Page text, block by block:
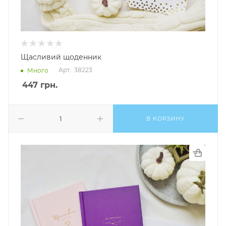
Щасливий щоденник
Много Арт.: 38223
447 грн.
В КОРЗИНУ